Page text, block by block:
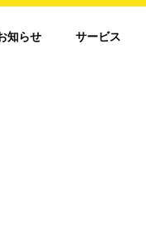
知らせ サービス